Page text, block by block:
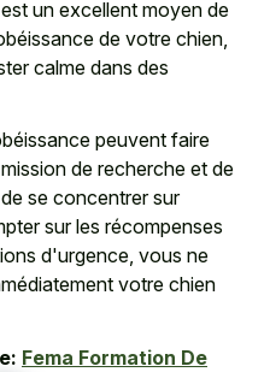
un excellent moyen de
de votre chien,
calme dans des
peuvent faire
de recherche et de
se concentrer sur
sur les récompenses
d'urgence, vous ne
votre chien
Fema Formation De